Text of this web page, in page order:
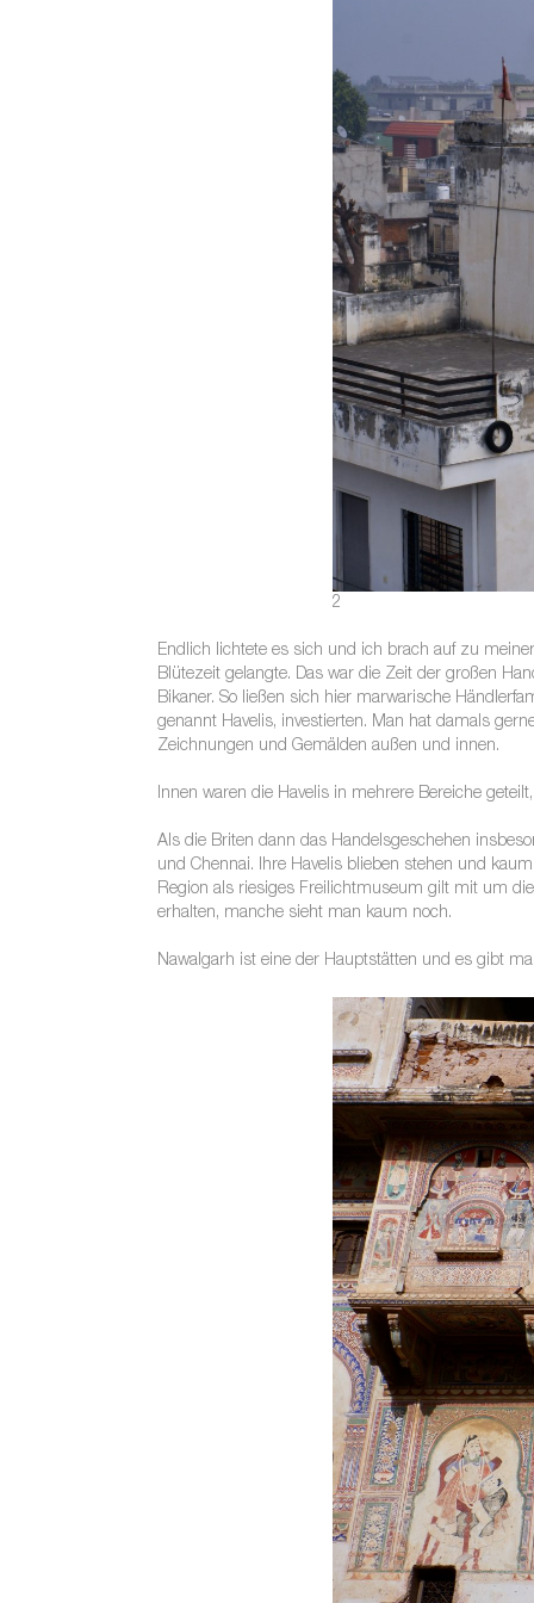
2
Endlich lichtete es sich und ich brach auf zu
Blütezeit gelangte. Das war die Zeit der großen
Bikaner. So ließen sich hier marwarische
genannt Havelis, investierten. Man hat damals
Zeichnungen und Gemälden außen und innen.
Innen waren die Havelis in mehrere Bereiche
Als die Briten dann das Handelsgeschehen
und Chennai. Ihre Havelis blieben stehen und
Region als riesiges Freilichtmuseum gilt mit um
erhalten, manche sieht man kaum noch.
Nawalgarh ist eine der Hauptstätten und es gibt